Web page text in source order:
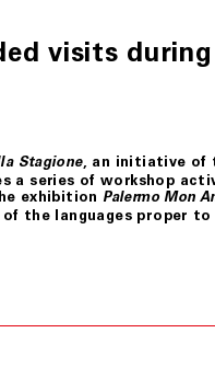
visits
Stagione, an initiative of
a series of workshop
exhibition Palermo Mon
the languages proper to